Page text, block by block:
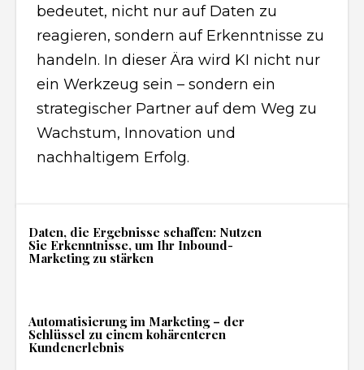
bedeutet, nicht nur auf Daten zu
reagieren, sondern auf Erkenntnisse zu
handeln. In dieser Ära wird KI nicht nur
ein Werkzeug sein – sondern ein
strategischer Partner auf dem Weg zu
Wachstum, Innovation und
nachhaltigem Erfolg.
Daten, die Ergebnisse schaffen: Nutzen
Sie Erkenntnisse, um Ihr Inbound-
Marketing zu stärken
Automatisierung im Marketing – der
Schlüssel zu einem kohärenteren
Kundenerlebnis